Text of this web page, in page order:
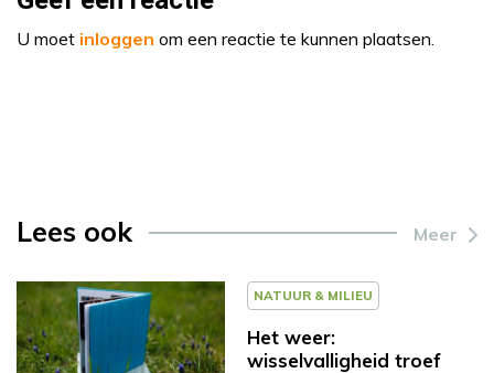
U moet inloggen om een reactie te kunnen plaatsen.
Lees ook Meer
NATUUR & MILIEU
Het weer:
wisselvalligheid troef